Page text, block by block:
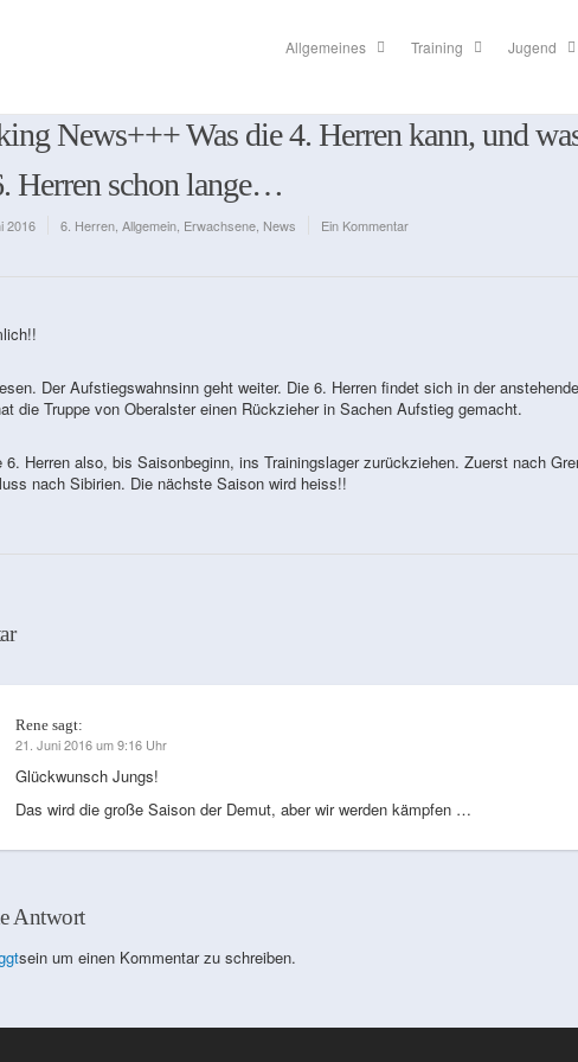
Allgemeines Training Jugend
News+++ Was die 4. Herren kann, und
Herren schon lange…
2016 6. Herren, Allgemein, Erwachsene, News Ein Kommentar
Der Aufstiegswahnsinn geht weiter. Die 6. Herren findet sich in der
die Truppe von Oberalster einen Rückzieher in Sachen Aufstieg gemacht.
Herren also, bis Saisonbeginn, ins Trainingslager zurückziehen. Zuerst nach
nach Sibirien. Die nächste Saison wird heiss!!
Rene sagt:
21. Juni 2016 um 9:16 Uhr
Glückwunsch Jungs!
Das wird die große Saison der Demut, aber wir werden kämpfen …
Antwort
sein um einen Kommentar zu schreiben.